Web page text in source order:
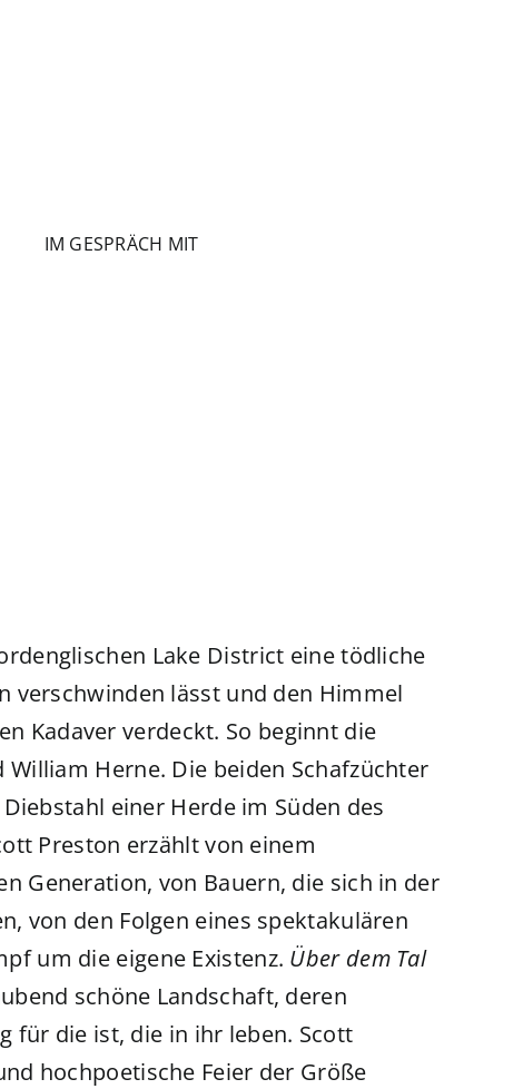
IM GESPRÄCH MIT
Lake District eine tödliche
verschwinden lässt und den Himmel
Kadaver verdeckt. So beginnt die
Herne. Die beiden Schafzüchter
einer Herde im Süden des
Preston erzählt von einem
Generation, von Bauern, die sich in der
von den Folgen eines spektakulären
um die eigene Existenz. Über dem Tal
schöne Landschaft, deren
für die ist, die in ihr leben. Scott
hochpoetische Feier der Größe